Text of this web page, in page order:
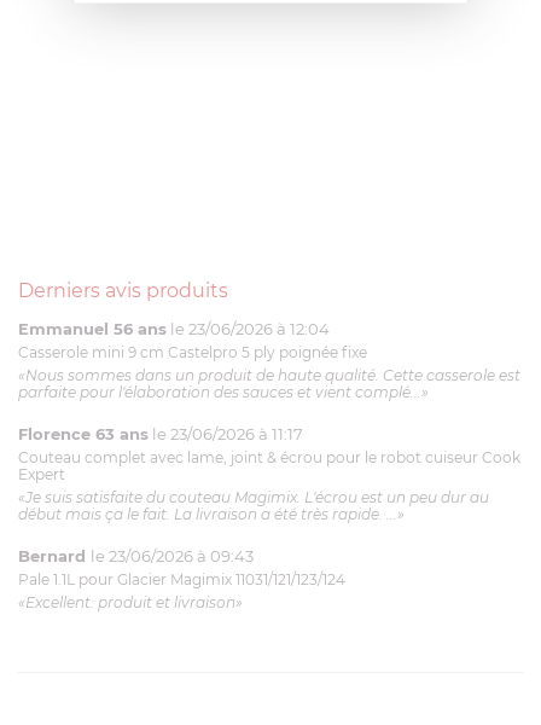
Derniers avis produits
Emmanuel 56 ans le 23/06/2026 à 12:04
Casserole mini 9 cm Castelpro 5 ply poignée fixe
«Nous sommes dans un produit de haute qualité. Cette casserole est
parfaite pour l'élaboration des sauces et vient complé...»
Florence 63 ans le 23/06/2026 à 11:17
Couteau complet avec lame, joint & écrou pour le robot cuiseur Cook
Expert
«Je suis satisfaite du couteau Magimix. L'écrou est un peu dur au
début mais ça le fait. La livraison a été très rapide. ...»
Bernard le 23/06/2026 à 09:43
Pale 1.1L pour Glacier Magimix 11031/121/123/124
«Excellent: produit et livraison»